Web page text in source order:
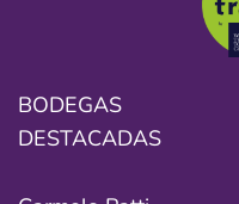
BODEGAS
DESTACADAS